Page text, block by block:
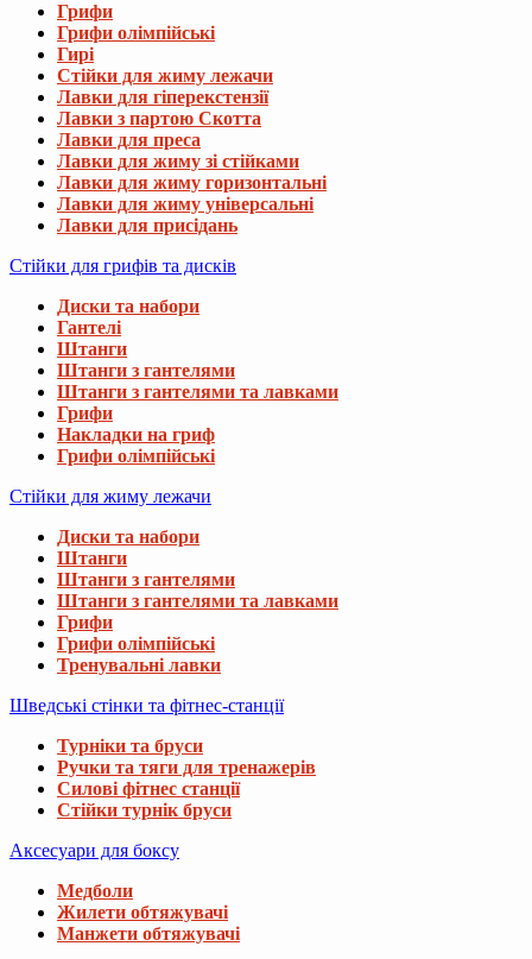
Грифи
Грифи олімпійські
Гирі
Стійки для жиму лежачи
Лавки для гіперекстензії
Лавки з партою Скотта
Лавки для преса
Лавки для жиму зі стійками
Лавки для жиму горизонтальні
Лавки для жиму універсальні
Лавки для присідань
Стійки для грифів та дисків
Диски та набори
Гантелі
Штанги
Штанги з гантелями
Штанги з гантелями та лавками
Грифи
Накладки на гриф
Грифи олімпійські
Стійки для жиму лежачи
Диски та набори
Штанги
Штанги з гантелями
Штанги з гантелями та лавками
Грифи
Грифи олімпійські
Тренувальні лавки
Шведські стінки та фітнес-станції
Турніки та бруси
Ручки та тяги для тренажерів
Силові фітнес станції
Стійки турнік бруси
Аксесуари для боксу
Медболи
Жилети обтяжувачі
Манжети обтяжувачі